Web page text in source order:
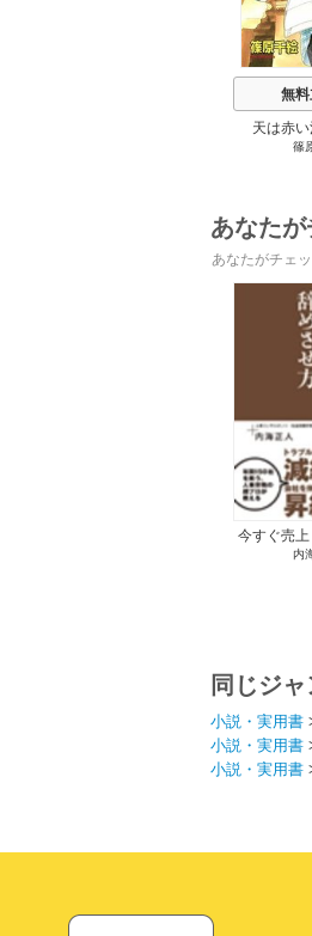
無
天は赤
篠
あなた
あなたがチェ
今すぐ売
る、上手内
同じジ
小説・実用書
小説・実用書
小説・実用書